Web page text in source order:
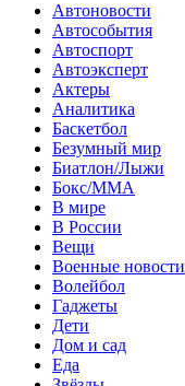
Автоновости
Автособытия
Автоспорт
Автоэксперт
Актеры
Аналитика
Баскетбол
Безумный мир
Биатлон/Лыжи
Бокс/MMA
В мире
В России
Вещи
Военные новости
Волейбол
Гаджеты
Дети
Дом и сад
Еда